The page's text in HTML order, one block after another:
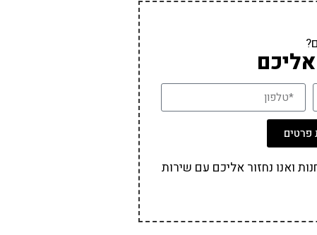
פרטים
ואנו נחזור אליכם עם שירות